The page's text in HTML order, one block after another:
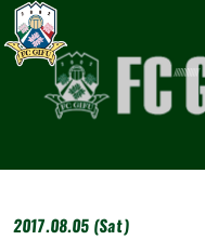
2017.08.05 (Sat)